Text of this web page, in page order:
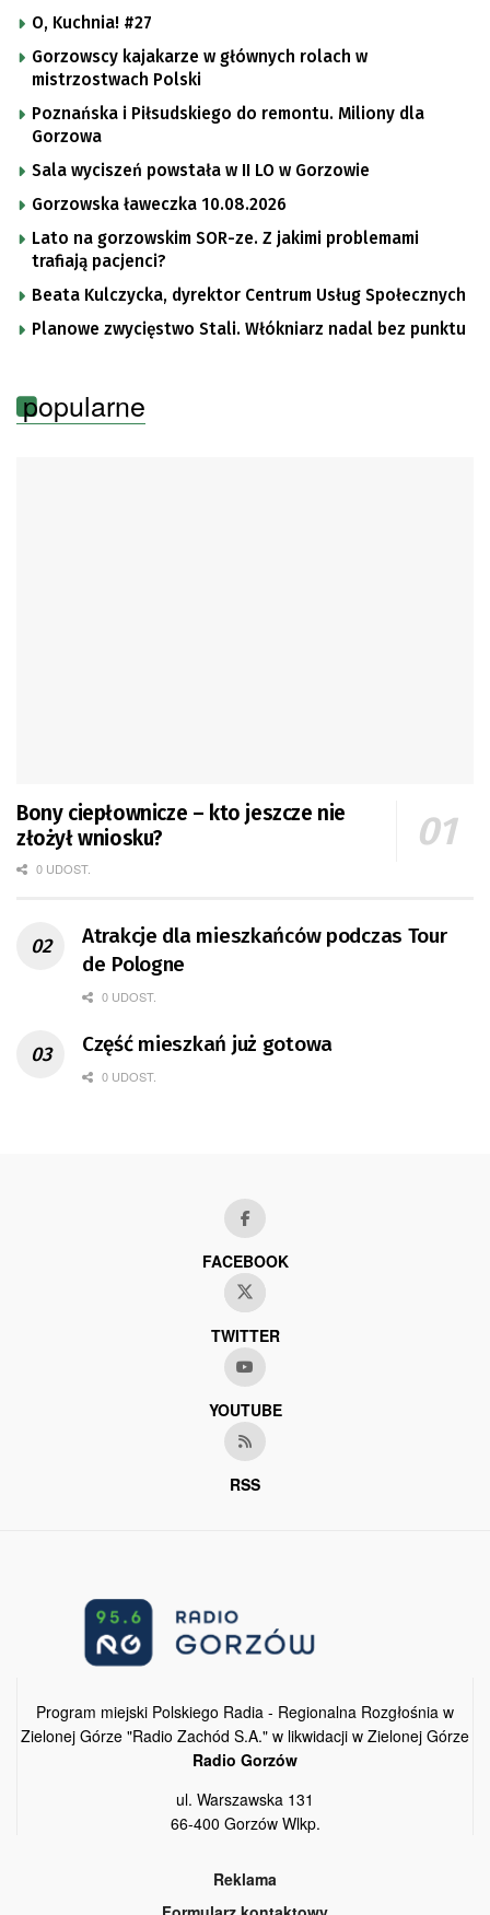
O, Kuchnia! #27
Gorzowscy kajakarze w głównych rolach w
mistrzostwach Polski
Poznańska i Piłsudskiego do remontu. Miliony dla
Gorzowa
Sala wyciszeń powstała w II LO w Gorzowie
Gorzowska ławeczka 10.08.2026
Lato na gorzowskim SOR-ze. Z jakimi problemami
trafiają pacjenci?
Beata Kulczycka, dyrektor Centrum Usług Społecznych
Planowe zwycięstwo Stali. Włókniarz nadal bez punktu
popularne
Bony ciepłownicze – kto jeszcze nie
złożył wniosku?
0 UDOST.
Atrakcje dla mieszkańców podczas Tour
de Pologne
0 UDOST.
Część mieszkań już gotowa
0 UDOST.
FACEBOOK
TWITTER
YOUTUBE
RSS
Program miejski Polskiego Radia - Regionalna Rozgłośnia w
Zielonej Górze "Radio Zachód S.A." w likwidacji w Zielonej Górze
Radio Gorzów
ul. Warszawska 131
66-400 Gorzów Wlkp.
Reklama